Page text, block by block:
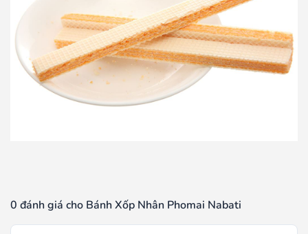
0 đánh giá cho Bánh Xốp Nhân Phomai Nabati